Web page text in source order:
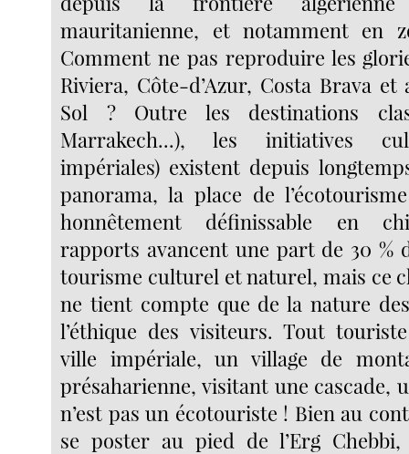
mauritanienne, et notamment en
Comment ne pas reproduire les
Riviera, Côte-d’Azur, Costa Brava
Sol ? Outre les destinations
Marrakech...), les initiatives
impériales) existent depuis
panorama, la place de
honnêtement définissable en
rapports avancent une part de 30 %
tourisme culturel et naturel, mais ce
ne tient compte que de la nature
l’éthique des visiteurs. Tout
ville impériale, un village de
présaharienne, visitant une cascade,
n’est pas un écotouriste ! Bien au
se poster au pied de l’Erg